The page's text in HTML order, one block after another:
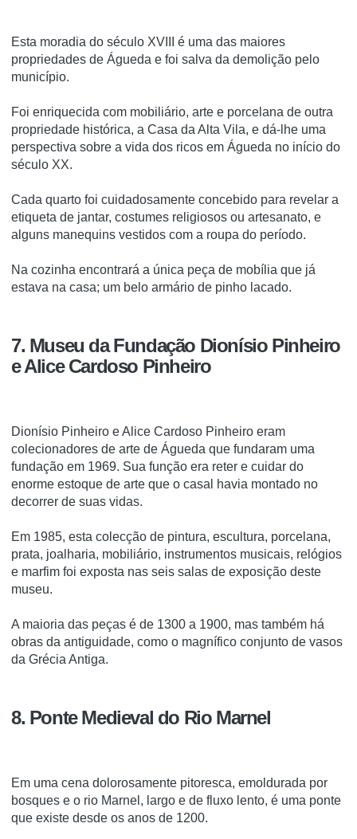
Esta moradia do século XVIII é uma das maiores
propriedades de Águeda e foi salva da demolição pelo
município.
Foi enriquecida com mobiliário, arte e porcelana de outra
propriedade histórica, a Casa da Alta Vila, e dá-lhe uma
perspectiva sobre a vida dos ricos em Águeda no início do
século XX.
Cada quarto foi cuidadosamente concebido para revelar a
etiqueta de jantar, costumes religiosos ou artesanato, e
alguns manequins vestidos com a roupa do período.
Na cozinha encontrará a única peça de mobília que já
estava na casa; um belo armário de pinho lacado.
7. Museu da Fundação Dionísio Pinheiro
e Alice Cardoso Pinheiro
Dionísio Pinheiro e Alice Cardoso Pinheiro eram
colecionadores de arte de Águeda que fundaram uma
fundação em 1969. Sua função era reter e cuidar do
enorme estoque de arte que o casal havia montado no
decorrer de suas vidas.
Em 1985, esta colecção de pintura, escultura, porcelana,
prata, joalharia, mobiliário, instrumentos musicais, relógios
e marfim foi exposta nas seis salas de exposição deste
museu.
A maioria das peças é de 1300 a 1900, mas também há
obras da antiguidade, como o magnífico conjunto de vasos
da Grécia Antiga.
8. Ponte Medieval do Rio Marnel
Em uma cena dolorosamente pitoresca, emoldurada por
bosques e o rio Marnel, largo e de fluxo lento, é uma ponte
que existe desde os anos de 1200.